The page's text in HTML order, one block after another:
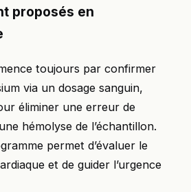
proposés en
toujours par confirmer
via un dosage sanguin,
éliminer une erreur de
hémolyse de l’échantillon.
permet d’évaluer le
et de guider l’urgence